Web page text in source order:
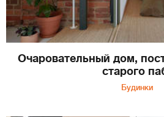
Очаровательный дом,
старого
Будинки